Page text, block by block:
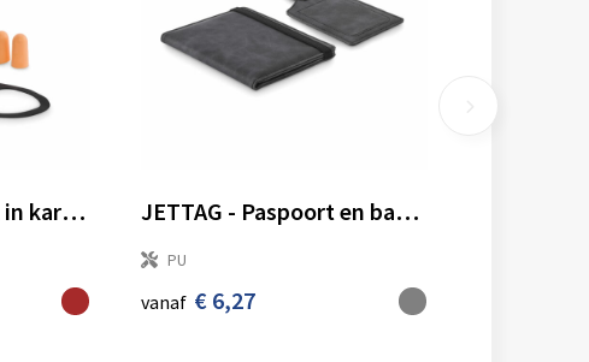
MASKSET - Reisset in kartonnen koker JETTAG - Paspoort en bagagelabel set
PU
vanaf € 6,27